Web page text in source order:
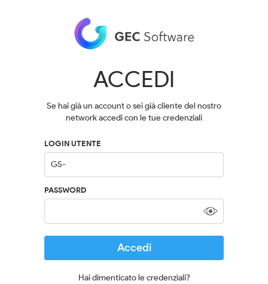
ACCEDI
Se hai già un account o sei già cliente del nostro
network accedi con le tue credenziali
LOGIN UTENTE
PASSWORD
Accedi
Hai dimenticato le credenziali?